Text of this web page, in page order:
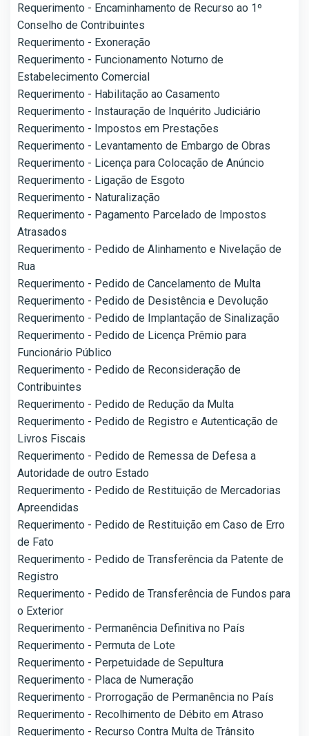
Requerimento - Encaminhamento de Recurso ao 1º
Conselho de Contribuintes
Requerimento - Exoneração
Requerimento - Funcionamento Noturno de
Estabelecimento Comercial
Requerimento - Habilitação ao Casamento
Requerimento - Instauração de Inquérito Judiciário
Requerimento - Impostos em Prestações
Requerimento - Levantamento de Embargo de Obras
Requerimento - Licença para Colocação de Anúncio
Requerimento - Ligação de Esgoto
Requerimento - Naturalização
Requerimento - Pagamento Parcelado de Impostos
Atrasados
Requerimento - Pedido de Alinhamento e Nivelação de
Rua
Requerimento - Pedido de Cancelamento de Multa
Requerimento - Pedido de Desistência e Devolução
Requerimento - Pedido de Implantação de Sinalização
Requerimento - Pedido de Licença Prêmio para
Funcionário Público
Requerimento - Pedido de Reconsideração de
Contribuintes
Requerimento - Pedido de Redução da Multa
Requerimento - Pedido de Registro e Autenticação de
Livros Fiscais
Requerimento - Pedido de Remessa de Defesa a
Autoridade de outro Estado
Requerimento - Pedido de Restituição de Mercadorias
Apreendidas
Requerimento - Pedido de Restituição em Caso de Erro
de Fato
Requerimento - Pedido de Transferência da Patente de
Registro
Requerimento - Pedido de Transferência de Fundos para
o Exterior
Requerimento - Permanência Definitiva no País
Requerimento - Permuta de Lote
Requerimento - Perpetuidade de Sepultura
Requerimento - Placa de Numeração
Requerimento - Prorrogação de Permanência no País
Requerimento - Recolhimento de Débito em Atraso
Requerimento - Recurso Contra Multa de Trânsito